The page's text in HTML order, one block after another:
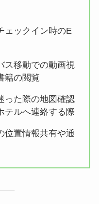
ェックイン時のE
ス移動での動画視
籍の閲覧
った際の地図確認
テルへ連絡する際
位置情報共有や通